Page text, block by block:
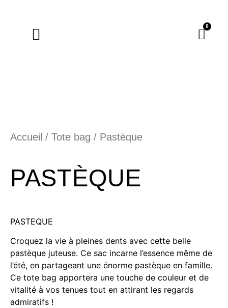
0
Accueil / Tote bag / Pastèque
PASTÈQUE
PASTEQUE
Croquez la vie à pleines dents avec cette belle
pastèque juteuse. Ce sac incarne l’essence même de
l’été, en partageant une énorme pastèque en famille.
Ce tote bag apportera une touche de couleur et de
vitalité à vos tenues tout en attirant les regards
admiratifs !